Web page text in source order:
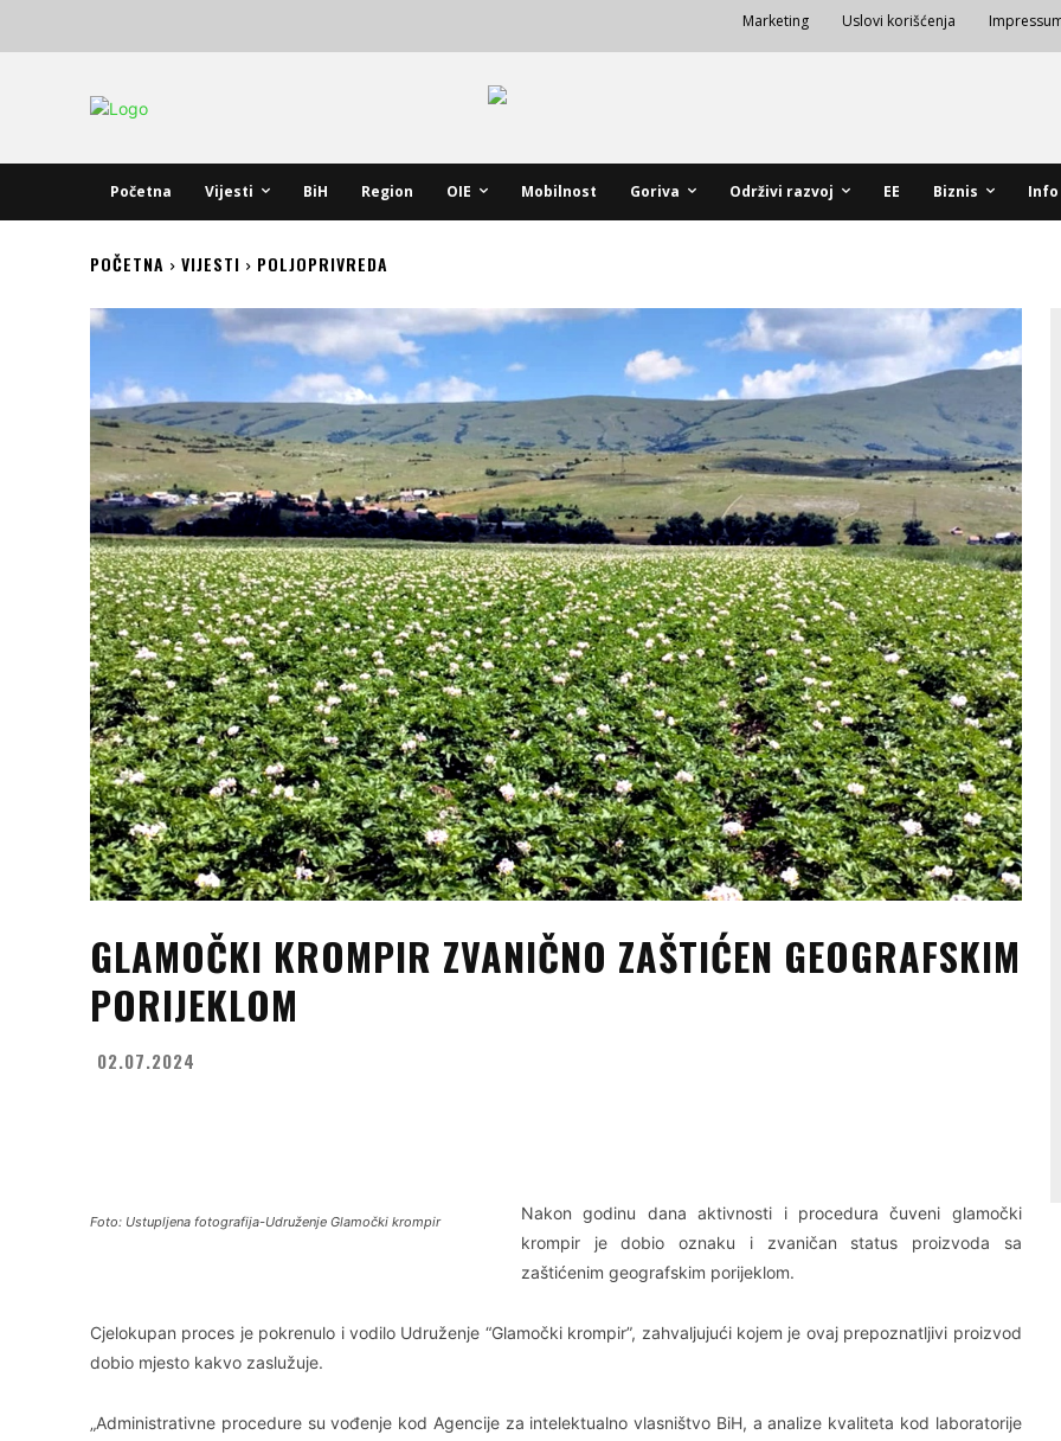
Marketing Uslovi korišćenja
Početna Vijesti BiH Region OIE Mobilnost Goriva Održivi razvoj EE Biznis Info
POČETNA VIJESTI POLJOPRIVREDA
GLAMOČKI KROMPIR ZVANIČNO ZAŠTIĆEN GEOGRAFSKIM
PORIJEKLOM
02.07.2024
Foto: Ustupljena fotografija-Udruženje Glamočki krompir
Nakon godinu dana aktivnosti i procedura čuveni glamočki
krompir je dobio oznaku i zvaničan status proizvoda sa
zaštićenim geografskim porijeklom.
Cjelokupan proces je pokrenulo i vodilo Udruženje “Glamočki krompir”, zahvaljujući kojem je ovaj prepoznatljivi proizvod
dobio mjesto kakvo zaslužuje.
„Administrativne procedure su vođenje kod Agencije za intelektualno vlasništvo BiH, a analize kvaliteta kod laboratorije